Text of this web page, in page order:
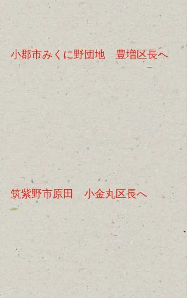
小郡市みくに野団地　豊増区長へ
筑紫野市原田　小金丸区長へ